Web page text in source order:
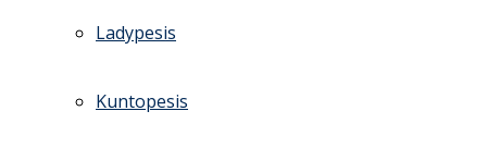
Ladypesis
Kuntopesis